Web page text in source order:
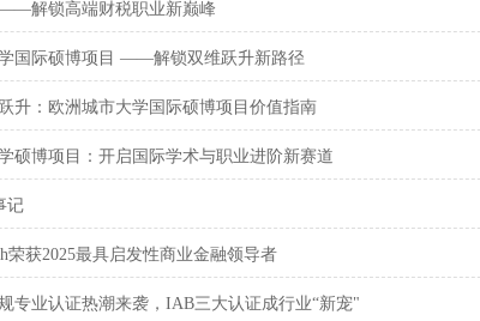
解锁高端财税职业新巅峰
国际硕博项目 ——解锁双维跃升新路径
升：欧洲城市大学国际硕博项目价值指南
硕博项目：开启国际学术与职业进阶新赛道
记
荣获2025最具启发性商业金融领导者
专业认证热潮来袭，IAB三大认证成行业“新宠"